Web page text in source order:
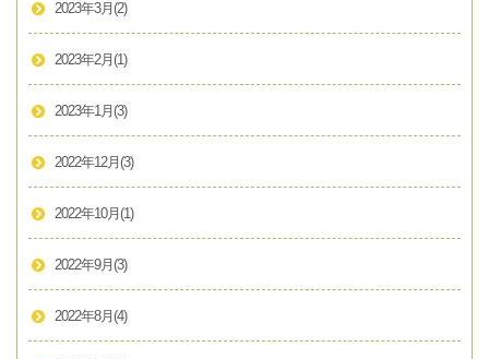
2023年3月 (2)
2023年2月 (1)
2023年1月 (3)
2022年12月 (3)
2022年10月 (1)
2022年9月 (3)
2022年8月 (4)